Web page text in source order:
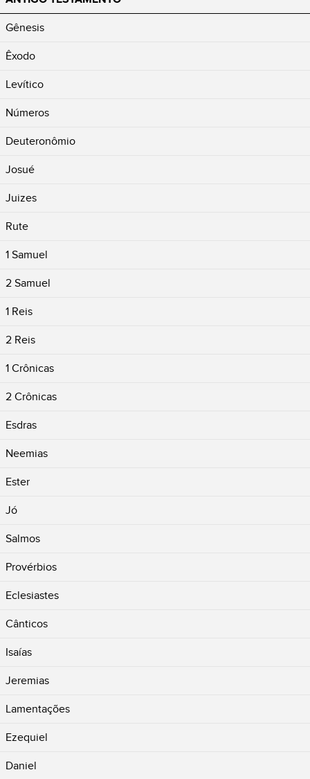
Gênesis
Êxodo
Levítico
Números
Deuteronômio
Josué
Juizes
Rute
1 Samuel
2 Samuel
1 Reis
2 Reis
1 Crônicas
2 Crônicas
Esdras
Neemias
Ester
Jó
Salmos
Provérbios
Eclesiastes
Cânticos
Isaías
Jeremias
Lamentações
Ezequiel
Daniel